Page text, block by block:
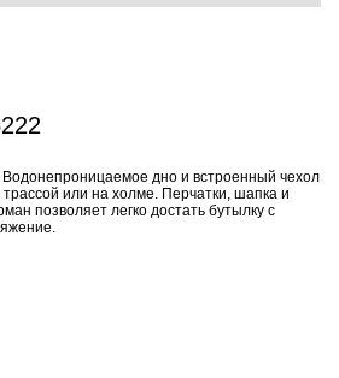
Водонепроницаемое дно и встроенный чехол
или на холме. Перчатки, шапка и
позволяет легко достать бутылку с